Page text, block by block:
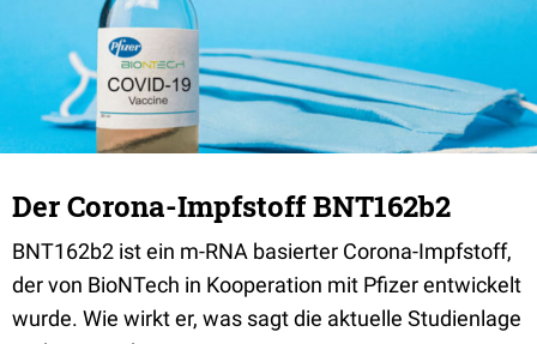
Der Corona-Impfstoff BNT162b2
BNT162b2 ist ein m-RNA basierter Corona-Impfstoff,
der von BioNTech in Kooperation mit Pfizer entwickelt
wurde. Wie wirkt er, was sagt die aktuelle Studienlage